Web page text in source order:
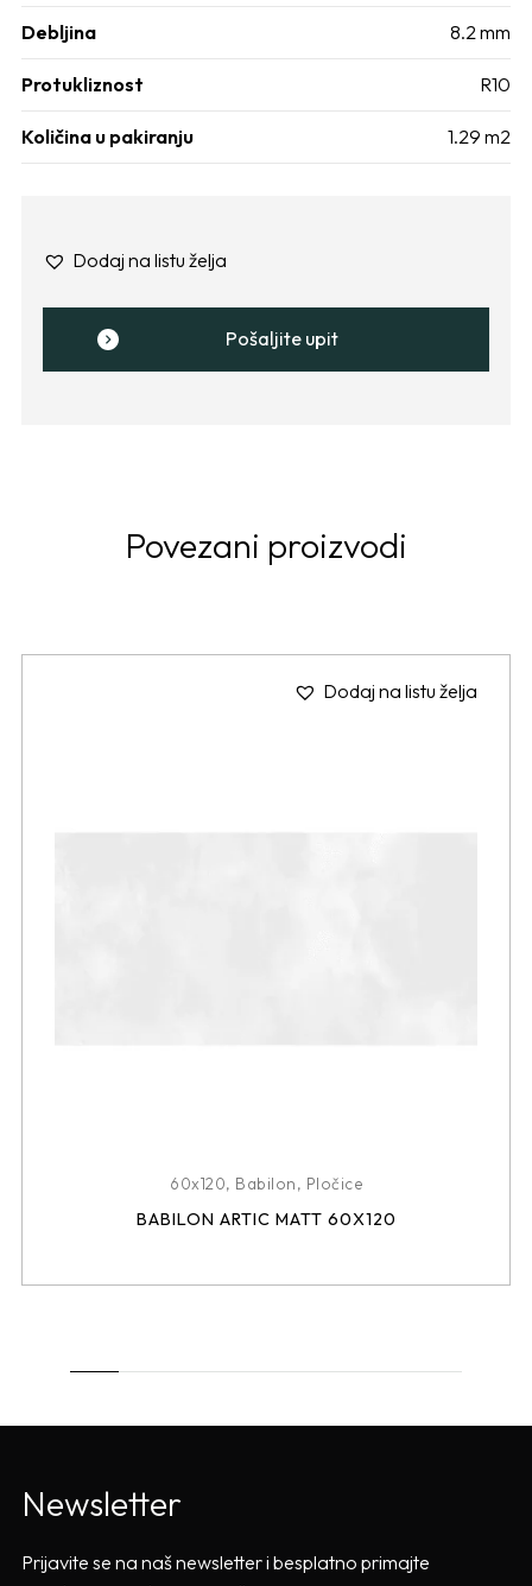
Debljina 8.2 mm
Protukliznost R10
Količina u pakiranju 1.29 m2
Dodaj na listu želja
Pošaljite upit
Povezani proizvodi
Dodaj na listu želja
60x120, Babilon, Pločice
BABILON ARTIC MATT 60X120
Newsletter
Prijavite se na naš newsletter i besplatno primajte